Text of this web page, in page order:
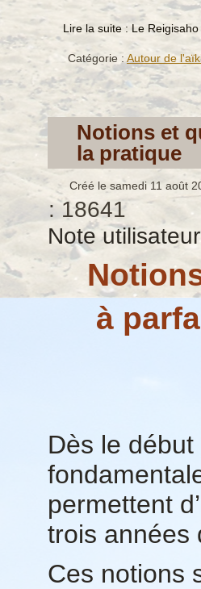
Lire la suite : Le
Catégorie : Autour de
Notions et
la pratique
Créé le samedi 11 août
: 18641
Note
à
Dès le
permettent
trois années
Ces notions